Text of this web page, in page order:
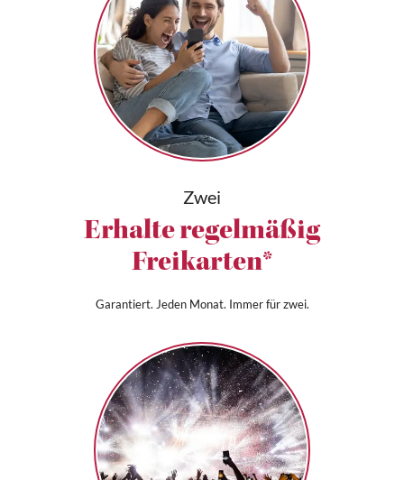
Zwei
Erhalte regelmäßig
Freikarten*
Garantiert. Jeden Monat. Immer für zwei.